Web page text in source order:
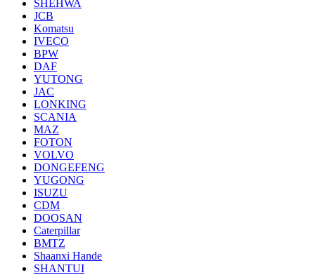
SHEHWA
JCB
Komatsu
IVECO
BPW
DAF
YUTONG
JAC
LONKING
SCANIA
MAZ
FOTON
VOLVO
DONGEFENG
YUGONG
ISUZU
CDM
DOOSAN
Caterpillar
BMTZ
Shaanxi Hande
SHANTUI